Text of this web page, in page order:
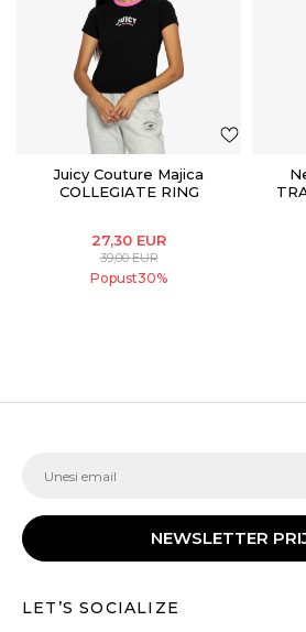
Juicy Couture Majica
COLLEGIATE RING
27,30 EUR
39,00EUR
Popust30%
NEWSLETTER
LET’S SOCIALIZE